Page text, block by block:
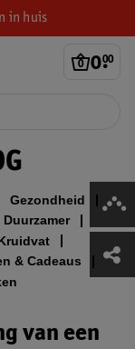
in huis
0.
00
Gezondheid
& Cadeaus
van een